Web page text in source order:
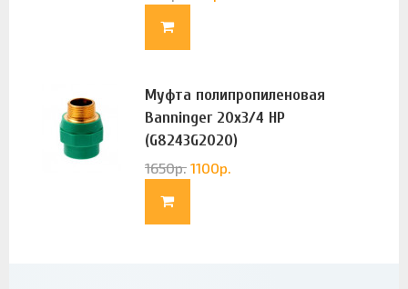
Муфта полипропиленовая
Banninger 20х3/4 НР
(G8243G2020)
1650р. 1100р.